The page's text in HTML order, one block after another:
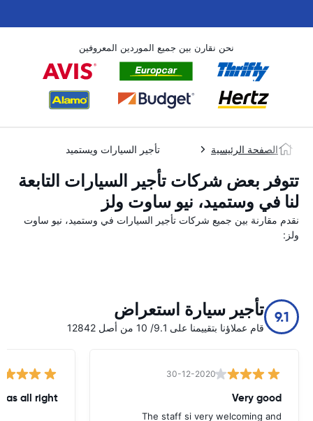
نحن نقارن بين جميع الموردين المعروفين
الصفحة الرئيسية تأجير السيارات ويستميد
تتوفر بعض شركات تأجير السيارات التابعة
لنا في وستمید، نیو ساوت ولز
نقدم مقارنة بين جميع شركات تأجير السيارات في وستمید، نیو ساوت
ولز:
9.1 تأجير سيارة استعراض
قام عملاؤنا بتقييمنا على 9.1/ 10 من أصل 12842
30-12-2020
Very good
The staff si very welcoming and
all right